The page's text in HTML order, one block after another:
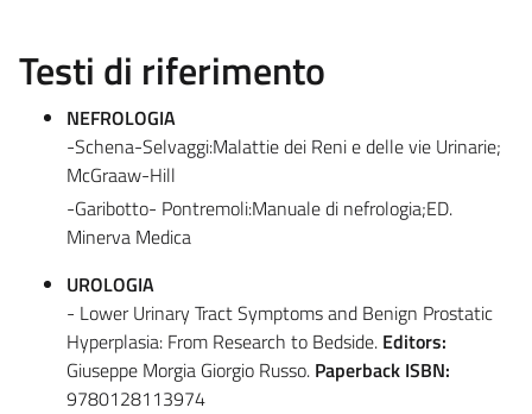
Testi di riferimento
NEFROLOGIA
-Schena-Selvaggi:Malattie dei Reni e delle vie Urinarie;
McGraaw-Hill
-Garibotto- Pontremoli:Manuale di nefrologia;ED.
Minerva Medica
UROLOGIA
- Lower Urinary Tract Symptoms and Benign Prostatic
Hyperplasia: From Research to Bedside. Editors:
Giuseppe Morgia Giorgio Russo. Paperback ISBN:
9780128113974